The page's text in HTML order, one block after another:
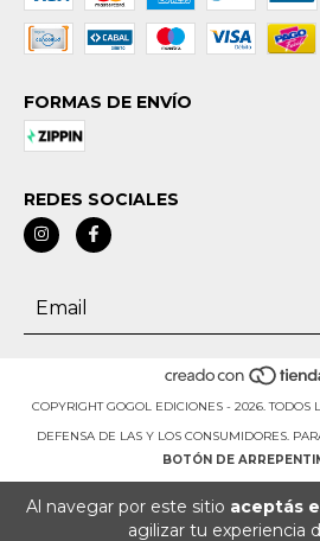
Al navegar por este sitio aceptás
agilizar tu experiencia
FORMAS DE ENVÍO
REDES SOCIALES
COPYRIGHT GOGOL EDICIONES - 2026. TODOS
DEFENSA DE LAS Y LOS CONSUMIDORES.
BOTÓN DE